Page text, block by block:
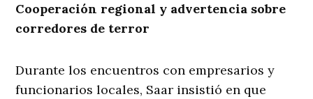
Cooperación regional y advertencia sobre
corredores de terror
Durante los encuentros con empresarios y
funcionarios locales, Saar insistió en que